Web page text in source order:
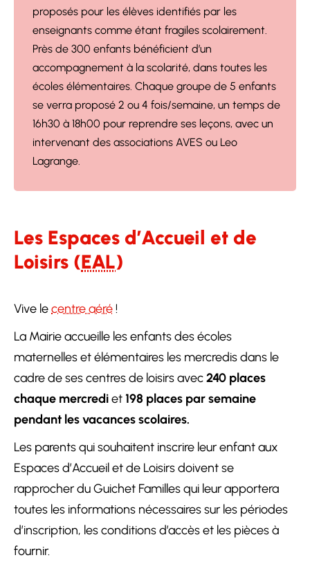
proposés pour les élèves identifiés par les
enseignants comme étant fragiles scolairement.
Près de 300 enfants bénéficient d’un
accompagnement à la scolarité, dans toutes les
écoles élémentaires. Chaque groupe de 5 enfants
se verra proposé 2 ou 4 fois/semaine, un temps de
16h30 à 18h00 pour reprendre ses leçons, avec un
intervenant des associations AVES ou Leo
Lagrange.
Les Espaces d’Accueil et de
Loisirs (EAL)
Vive lecentre aéré!
La Mairie accueille les enfants des écoles
maternelles et élémentaires les mercredis dans le
cadre de ses centres de loisirs avec240 places
chaque mercrediet198 places par semaine
pendant les vacances scolaires.
Les parents qui souhaitent inscrire leur enfant aux
Espaces d’Accueil et de Loisirs doivent se
rapprocher du Guichet Familles qui leur apportera
toutes les informations nécessaires sur les périodes
d’inscription, les conditions d’accès et les pièces à
fournir.